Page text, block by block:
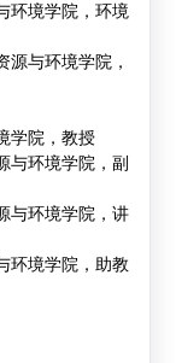
环境学院，环境
源与环境学院，
学院，教授
与环境学院，副
与环境学院，讲
环境学院，助教